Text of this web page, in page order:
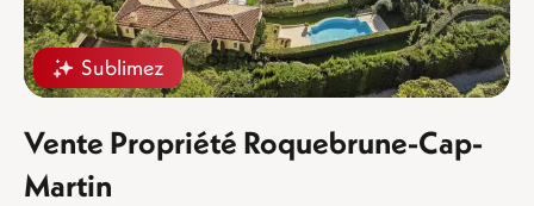
Sublimez
Vente Propriété Roquebrune-Cap-
Martin